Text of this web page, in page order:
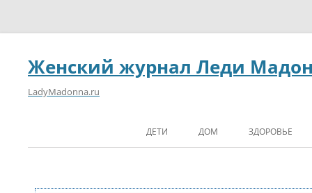
Женский журнал Леди
LadyMadonna.ru
ДЕТИ ДОМ ЗДОРОВЬЕ